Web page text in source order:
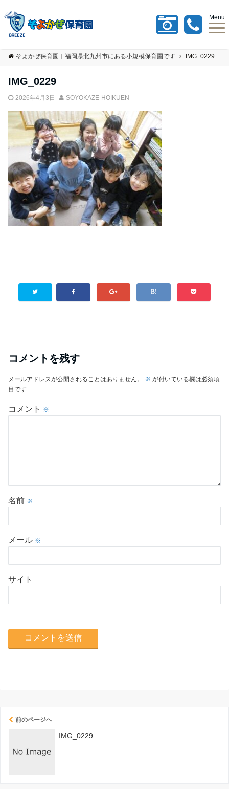
Menu
そよかぜ保育園｜福岡県北九州市にある小規模保育園です IMG_0229
IMG_0229
2026年4月3日 SOYOKAZE-HOIKUEN
コメントを残す
メールアドレスが公開されることはありません。 ※ が付いている欄は必須項
目です
コメント ※
名前 ※
メール ※
サイト
前のページへ
IMG_0229